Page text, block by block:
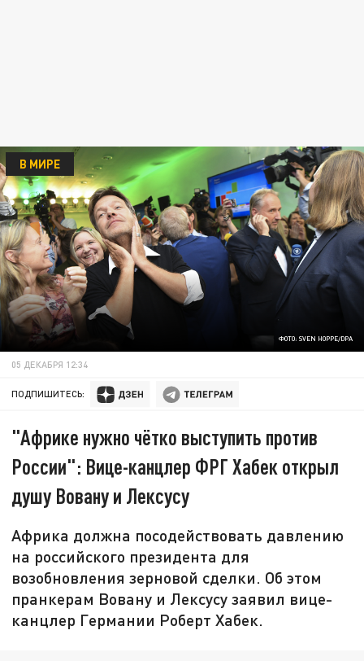
ФОТО: SVEN HOPPE/DPA
В МИРЕ
05 ДЕКАБРЯ 12:34
ПОДПИШИТЕСЬ:
"Африке нужно чётко выступить против
России": Вице-канцлер ФРГ Хабек открыл
душу Вовану и Лексусу
Африка должна посодействовать давлению
на российского президента для
возобновления зерновой сделки. Об этом
пранкерам Вовану и Лексусу заявил вице-
канцлер Германии Роберт Хабек.